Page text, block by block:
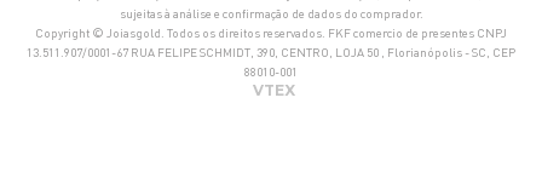
sujeitas à análise e confirmação de dados do comprador.
Copyright © Joiasgold. Todos os direitos reservados. FKF comercio de presentes CNPJ
13.511.907/0001-67 RUA FELIPE SCHMIDT, 390, CENTRO, LOJA 50 , Florianópolis - SC, CEP
88010-001
VTEX